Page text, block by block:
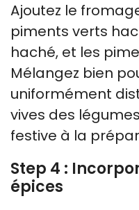
Ajoutez le
piments verts
haché, et les
Mélangez bien
uniformément
vives des
festive à la
Step 4 :
épices